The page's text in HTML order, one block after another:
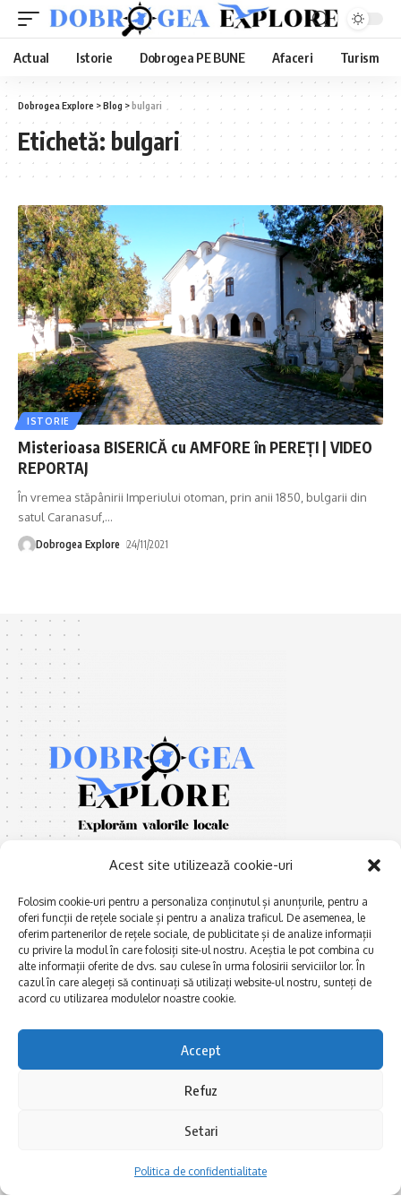
Acest site utilizează cookie-uri
Folosim cookie-uri pentru a personaliza conținutul și anunțurile, pentru a
oferi funcții de rețele sociale și pentru a analiza traficul. De asemenea, le
oferim partenerilor de rețele sociale, de publicitate și de analize informații
cu privire la modul în care folosiți site-ul nostru. Aceștia le pot combina cu
alte informații oferite de dvs. sau culese în urma folosirii serviciilor lor. În
cazul în care alegeți să continuați să utilizați website-ul nostru, sunteți de
acord cu utilizarea modulelor noastre cookie.
Accept
Refuz
Setari
Politica de confidentialitate
Actual Istorie Dobrogea PE BUNE Afaceri Turism
Dobrogea Explore >Blog >bulgari
Etichetă: bulgari
ISTORIE
Misterioasa BISERICĂ cu AMFORE în PEREŢI | VIDEO
REPORTAJ
În vremea stăpânirii Imperiului otoman, prin anii 1850, bulgarii din
satul Caranasuf, …
Dobrogea Explore 24/11/2021
E xplorăm Dobrogea,
Explorăm valorile locale:
Deltă, Litoral, cele mai mari
biserici și mănăstiri, cele mai
FRUMOASE POVEȘTI.
Afaceri și meșteșuguri
Actualitate